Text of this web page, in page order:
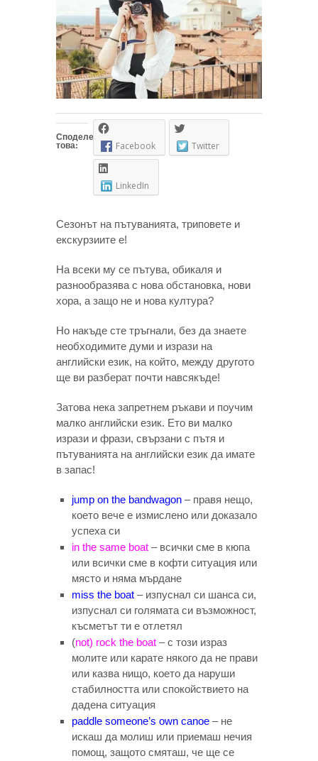
Споделете
това: Facebook Twitter
LinkedIn
Сезонът на пътуванията, триповете и
екскурзиите е!
На всеки му се пътува, обикаля и
разнообразява с нова обстановка, нови
хора, а защо не и нова култура?
Но накъде сте тръгнали, без да знаете
необходимите думи и изрази на
английски език, на който, между другото
ще ви разберат почти навсякъде!
Затова нека запретнем ръкави и поучим
малко английски език. Ето ви малко
изрази и фрази, свързани с пътя и
пътуванията на английски език да имате
в запас!
jump on the bandwagon – правя нещо,
което вече е измислено или доказало
успеха си
in the same boat – всички сме в кюпа
или всички сме в кофти ситуация или
място и няма мърдане
miss the boat – изпуснал си шанса си,
изпуснал си голямата си възможност,
късметът ти е отлетял
(not) rock the boat – с този израз
молите или карате някого да не прави
или казва нищо, което да наруши
стабилността или спокойствието на
дадена ситуация
paddle someone’s own canoe – не
искаш да молиш или приемаш нечия
помощ, защото смяташ, че ще се